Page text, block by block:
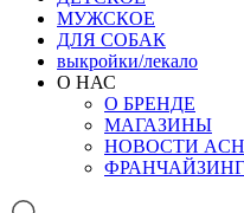
МУЖСКОЕ
ДЛЯ СОБАК
выкройки/лекало
О НАС
О БРЕНДЕ
МАГАЗИНЫ
НОВОСТИ